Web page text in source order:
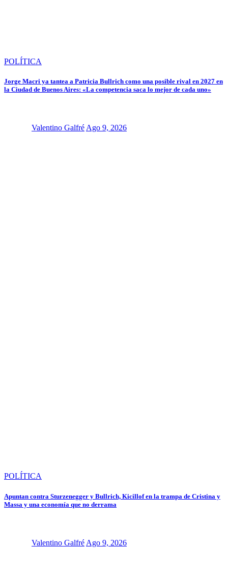
POLÍTICA
Jorge Macri ya tantea a Patricia Bullrich como una posible rival en 2027 en
la Ciudad de Buenos Aires: «La competencia saca lo mejor de cada uno»
Valentino Galfré Ago 9, 2026
POLÍTICA
Apuntan contra Sturzenegger y Bullrich, Kicillof en la trampa de Cristina y
Massa y una economía que no derrama
Valentino Galfré Ago 9, 2026